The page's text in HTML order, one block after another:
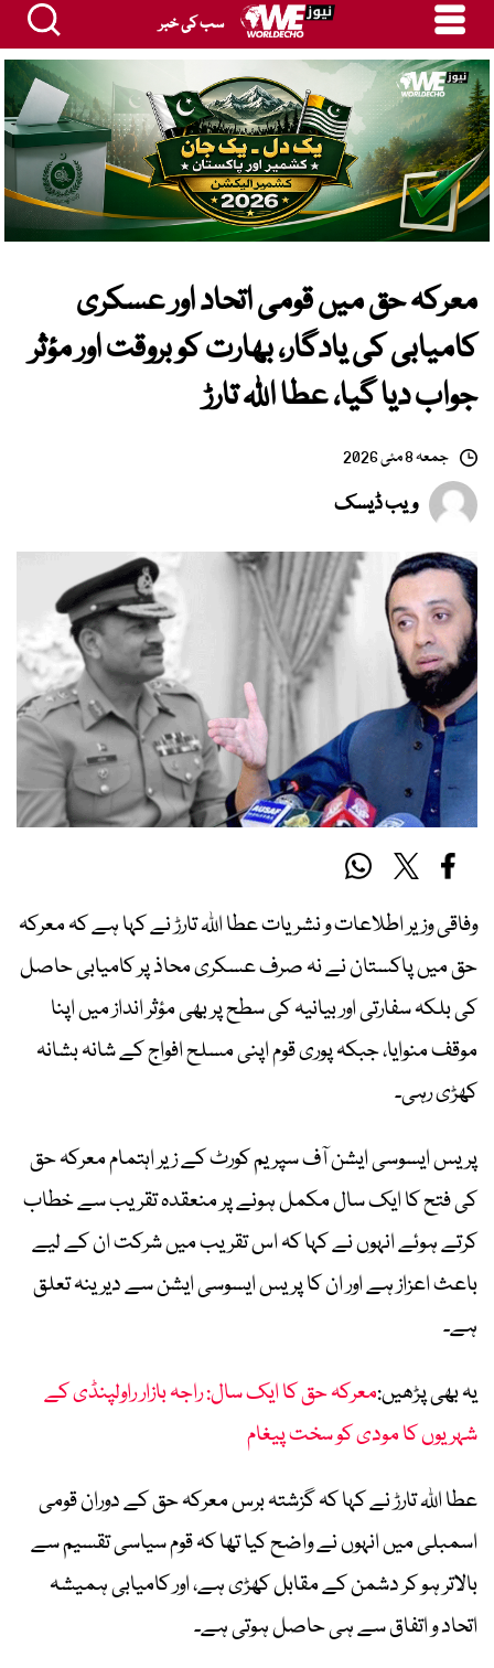
سب کی خبر
معرکہ حق میں قومی اتحاد اور عسکری
کامیابی کی یادگار، بھارت کو بروقت اور مؤثر
جواب دیا گیا، عطا اللہ تارڑ
جمعہ 8 مئی 2026
ویب ڈیسک
وفاقی وزیر اطلاعات و نشریات عطا اللہ تارڑ نے کہا ہے کہ معرکہ
حق میں پاکستان نے نہ صرف عسکری محاذ پر کامیابی حاصل
کی بلکہ سفارتی اور بیانیہ کی سطح پر بھی مؤثر انداز میں اپنا
موقف منوایا، جبکہ پوری قوم اپنی مسلح افواج کے شانہ بشانہ
کھڑی رہی۔
پریس ایسوسی ایشن آف سپریم کورٹ کے زیر اہتمام معرکہ حق
کی فتح کا ایک سال مکمل ہونے پر منعقدہ تقریب سے خطاب
کرتے ہوئے انہوں نے کہا کہ اس تقریب میں شرکت ان کے لیے
باعث اعزاز ہے اور ان کا پریس ایسوسی ایشن سے دیرینہ تعلق
ہے۔
یہ بھی پڑھیں:معرکہ حق کا ایک سال: راجہ بازار راولپنڈی کے
شہریوں کا مودی کو سخت پیغام
عطا اللہ تارڑ نے کہا کہ گزشتہ برس معرکہ حق کے دوران قومی
اسمبلی میں انہوں نے واضح کیا تھا کہ قوم سیاسی تقسیم سے
بالاتر ہو کر دشمن کے مقابل کھڑی ہے، اور کامیابی ہمیشہ
اتحاد و اتفاق سے ہی حاصل ہوتی ہے۔